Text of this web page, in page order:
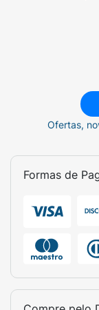
Ofertas,
Formas de